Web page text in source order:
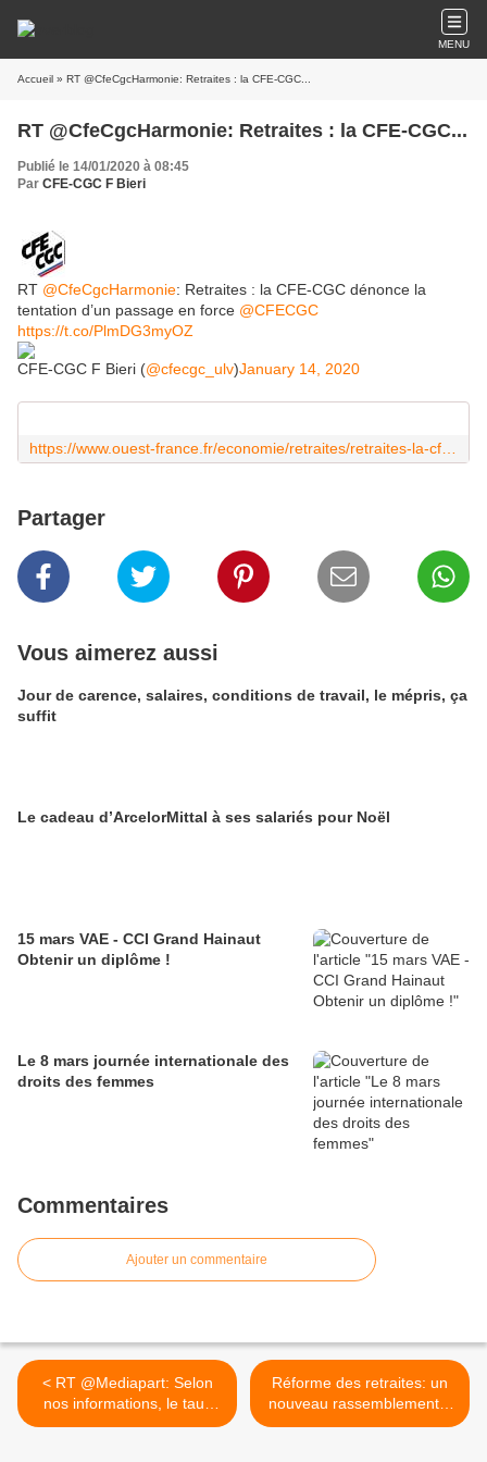
MENU
Accueil » RT @CfeCgcHarmonie: Retraites : la CFE-CGC...
RT @CfeCgcHarmonie: Retraites : la CFE-CGC...
Publié le 14/01/2020 à 08:45
Par CFE-CGC F Bieri
RT @CfeCgcHarmonie: Retraites : la CFE-CGC dénonce la
tentation d’un passage en force ⁦ @CFECGC
https://t.co/PlmDG3myOZ
CFE-CGC F Bieri (@cfecgc_ulv)January 14, 2020
Partager
Vous aimerez aussi
Jour de carence, salaires, conditions de travail, le mépris, ça
suffit
Le cadeau d’ArcelorMittal à ses salariés pour Noël
15 mars VAE - CCI Grand Hainaut
Obtenir un diplôme !
Le 8 mars journée internationale des
droits des femmes
Commentaires
Ajouter un commentaire
< RT @Mediapart: Selon
nos informations, le taux
du...
Réforme des retraites: un
nouveau rassemblement...
>